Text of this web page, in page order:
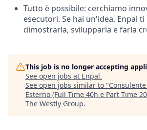
Tutto è possibile: cerchiamo
esecutori. Se hai un'idea, Enpal
dimostrarla, svilupparla e farla
This job is no longer accepting
See open jobs at Enpal.
See open jobs similar to "
Esterno (Full Time 40h e Part Time
The Westly Group.